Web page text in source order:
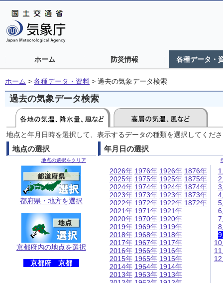
ホーム 防災情報 各種データ・
ホーム > 各種データ・資料 > 過去の気象データ検索
過去の気象データ検索
地点と年月日時を選択して、表示するデータの種類を選択してくだ
地点の選択
地点の選択をクリア
都府県・地方を選択
京都府内の地点を選択
京都府 京都
年月日の選択
2026年
2025年
2024年
2023年
2022年
2021年
2020年
2019年
2018年
2017年
2016年
2015年
2014年
2013年
1976年
1975年
1974年
1973年
1972年
1971年
1970年
1969年
1968年
1967年
1966年
1965年
1964年
1963年
1926年
1925年
1924年
1923年
1922年
1921年
1920年
1919年
1918年
1917年
1916年
1915年
1914年
1913年
1876年
1875年
1874年
1873年
1872年